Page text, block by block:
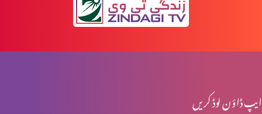
ایپ ڈاؤن لوڈ کریں